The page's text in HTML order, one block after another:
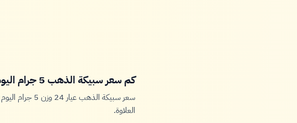
كم سعر سبيكة الذهب 5 جرام اليوم في تونس؟
سعر سبيكة الذهب عيار 24 وزن 5 جرام اليوم في تونس حوالي
العلاوة.